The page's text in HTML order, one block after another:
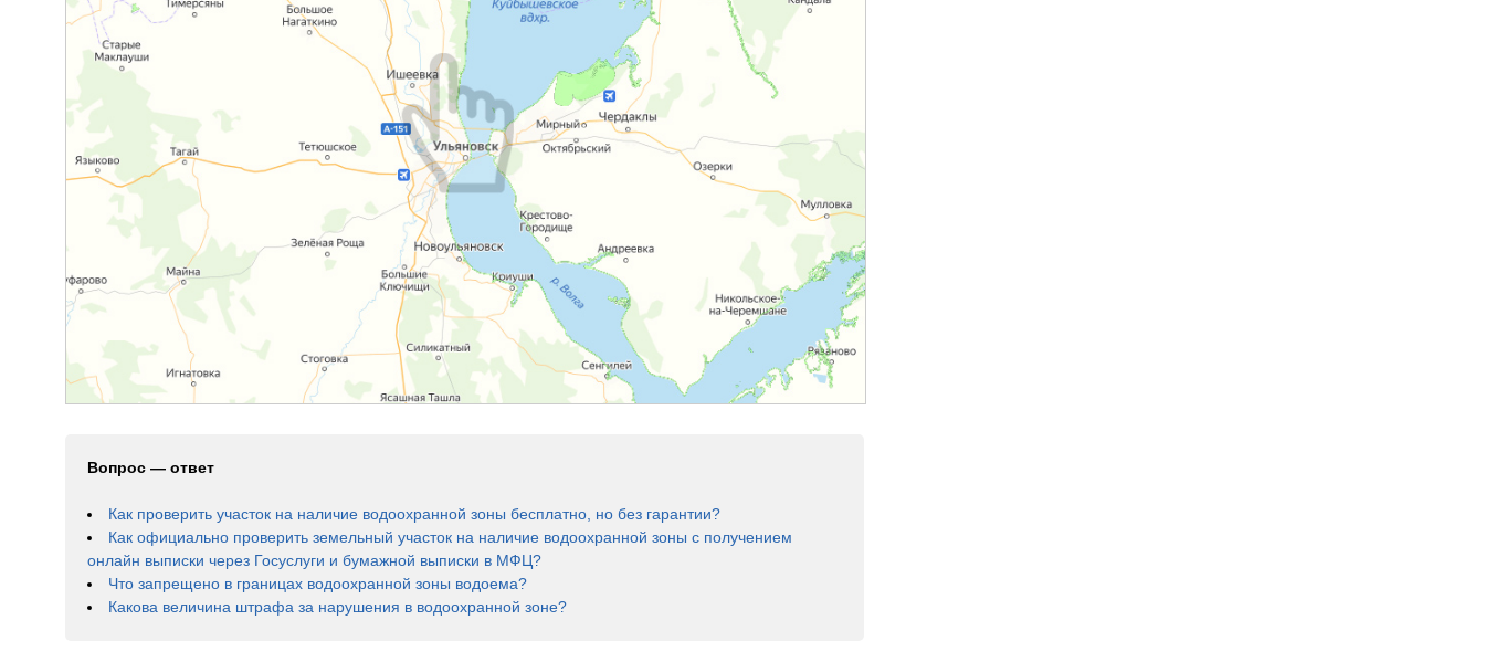
Вопрос — ответ
Как проверить участок на наличие водоохранной зоны бесплатно, но без гарантии?
Как официально проверить земельный участок на наличие водоохранной зоны с получением
онлайн выписки через Госуслуги и бумажной выписки в МФЦ?
Что запрещено в границах водоохранной зоны водоема?
Какова величина штрафа за нарушения в водоохранной зоне?